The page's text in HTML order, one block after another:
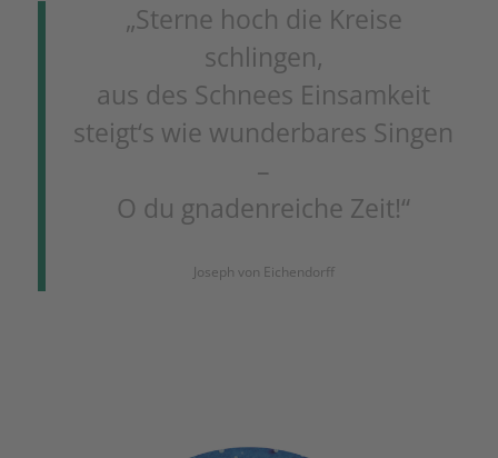
„Sterne hoch die Kreise
schlingen,
aus des Schnees Einsamkeit
steigt‘s wie wunderbares Singen
–
O du gnadenreiche Zeit!“
Joseph von Eichendorff